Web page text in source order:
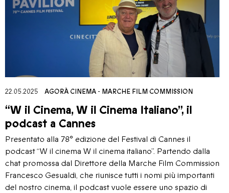
22.05.2025 AGORÀ CINEMA- MARCHE FILM COMMISSION
“W il Cinema, W il Cinema Italiano”, il
podcast a Cannes
Presentato alla 78° edizione del Festival di Cannes il
podcast “W il cinema W il cinema italiano”. Partendo dalla
chat promossa dal Direttore della Marche Film Commission
Francesco Gesualdi, che riunisce tutti i nomi più importanti
del nostro cinema, il podcast vuole essere uno spazio di